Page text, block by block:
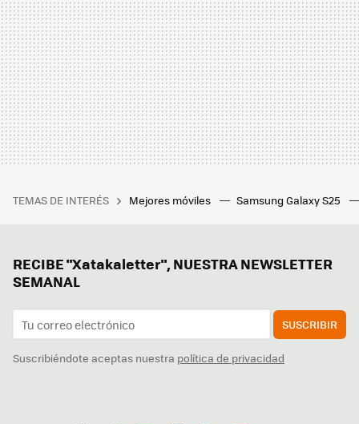
TEMAS DE INTERÉS Mejores móviles Samsung Galaxy S25
RECIBE "Xatakaletter", NUESTRA NEWSLETTER
SEMANAL
SUSCRIBIR
Suscribiéndote aceptas nuestra política de privacidad